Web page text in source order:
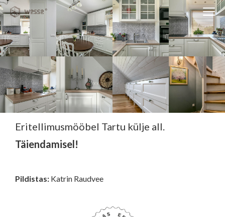
Close
EST ENG
WESSE DISAIN
PARTNERITE DISAIN
TEHNIKA
Eritellimusmööbel Tartu külje all.
Täiendamisel!
Pildistas: Katrin Raudvee